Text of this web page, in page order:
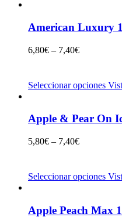
American Luxury
6,80€ – 7,40€
Seleccionar opciones
Apple & Pear On
5,80€ – 7,40€
Seleccionar opciones
Apple Peach Max